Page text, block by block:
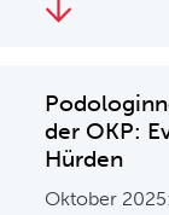
der OKP:
Hürden
Oktober